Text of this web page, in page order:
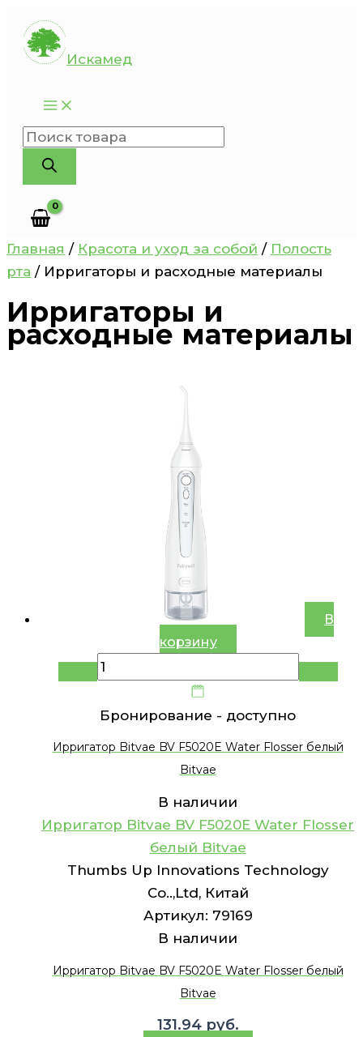
Перейти
содержимому
Искамед
Поиск
товаров
Главная / Красота и уход за собой / Полость
рта / Ирригаторы и расходные материалы
Ирригаторы и
расходные материалы
В
корзину
Бронирование - доступно
Ирригатор Bitvae BV F5020E Water Flosser белый
Bitvae
В наличии
Ирригатор Bitvae BV F5020E Water Flosser
белый Bitvae
Thumbs Up Innovations Technology
Co..,Ltd, Китай
Артикул: 79169
В наличии
Ирригатор Bitvae BV F5020E Water Flosser белый
Bitvae
131.94 руб.